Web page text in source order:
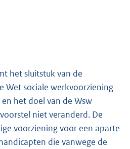
het sluitstuk van de
Wet sociale werkvoorziening
het doel van de Wsw
niet veranderd. De
voorziening voor een aparte
die vanwege de